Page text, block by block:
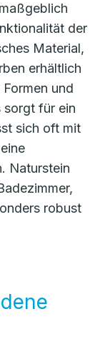
der
Material,
erhältlich
und
sorgt für ein
sich oft mit
Naturstein
robust